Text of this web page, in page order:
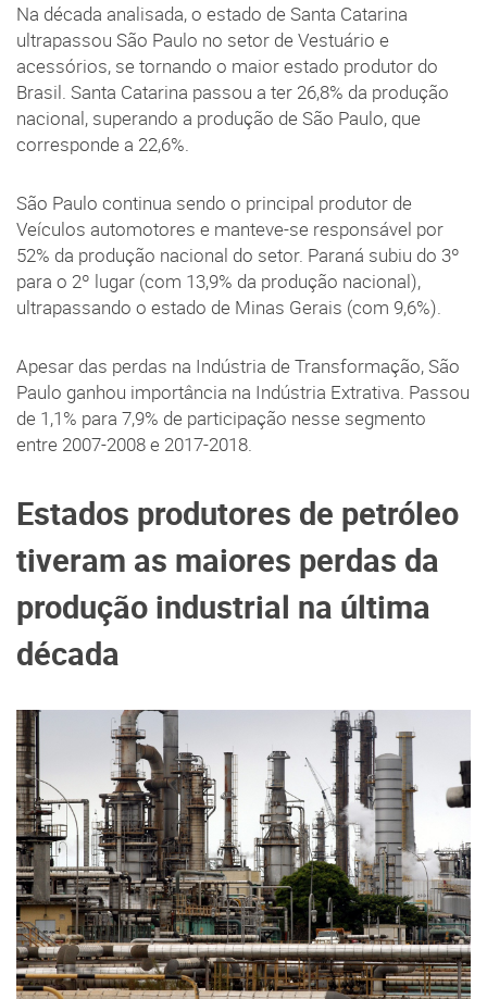
Na década analisada, o estado de Santa Catarina
ultrapassou São Paulo no setor de Vestuário e
acessórios, se tornando o maior estado produtor do
Brasil. Santa Catarina passou a ter 26,8% da produção
nacional, superando a produção de São Paulo, que
corresponde a 22,6%.
São Paulo continua sendo o principal produtor de
Veículos automotores e manteve-se responsável por
52% da produção nacional do setor. Paraná subiu do 3º
para o 2º lugar (com 13,9% da produção nacional),
ultrapassando o estado de Minas Gerais (com 9,6%).
Apesar das perdas na Indústria de Transformação, São
Paulo ganhou importância na Indústria Extrativa. Passou
de 1,1% para 7,9% de participação nesse segmento
entre 2007-2008 e 2017-2018.
Estados produtores de petróleo
tiveram as maiores perdas da
produção industrial na última
década